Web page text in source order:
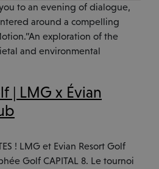
to an evening of dialogue,
around a compelling
exploration of the
and environmental
| LMG x Évian
! LMG et Evian Resort Golf
Golf CAPITAL 8. Le tournoi